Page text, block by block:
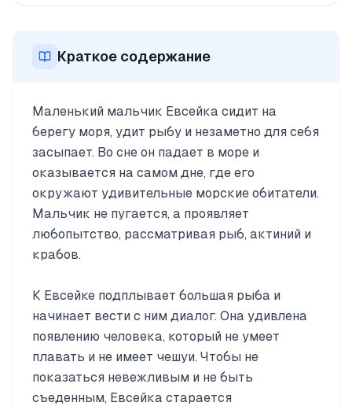
Краткое содержание
Маленький мальчик Евсейка сидит на
берегу моря, удит рыбу и незаметно для себя
засыпает. Во сне он падает в море и
оказывается на самом дне, где его
окружают удивительные морские обитатели.
Мальчик не пугается, а проявляет
любопытство, рассматривая рыб, актиний и
крабов.
К Евсейке подплывает большая рыба и
начинает вести с ним диалог. Она удивлена
появлению человека, который не умеет
плавать и не имеет чешуи. Чтобы не
показаться невежливым и не быть
съеденным, Евсейка старается